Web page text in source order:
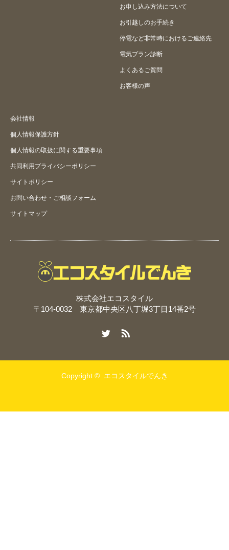
お申し込み方法について
お引越しのお手続き
停電など非常時におけるご連絡先
電気プラン診断
よくあるご質問
お客様の声
会社情報
個人情報保護方針
個人情報の取扱に関する重要事項
共同利用プライバシーポリシー
サイトポリシー
お問い合わせ・ご相談フォーム
サイトマップ
株式会社エコスタイル
〒104-0032 東京都中央区八丁堀3丁目14番2号
Copyright © エコスタイルでんき